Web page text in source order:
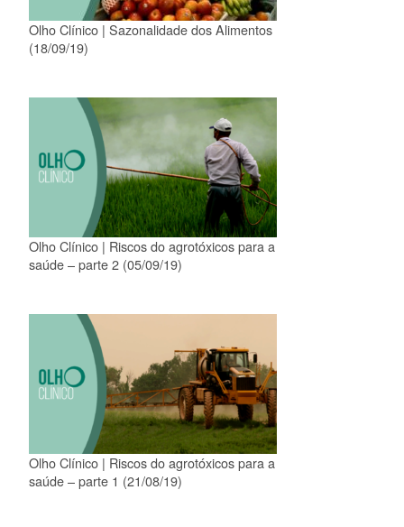
Olho Clínico | Sazonalidade dos Alimentos
(18/09/19)
Olho Clínico | Riscos do agrotóxicos para a
saúde – parte 2 (05/09/19)
Olho Clínico | Riscos do agrotóxicos para a
saúde – parte 1 (21/08/19)